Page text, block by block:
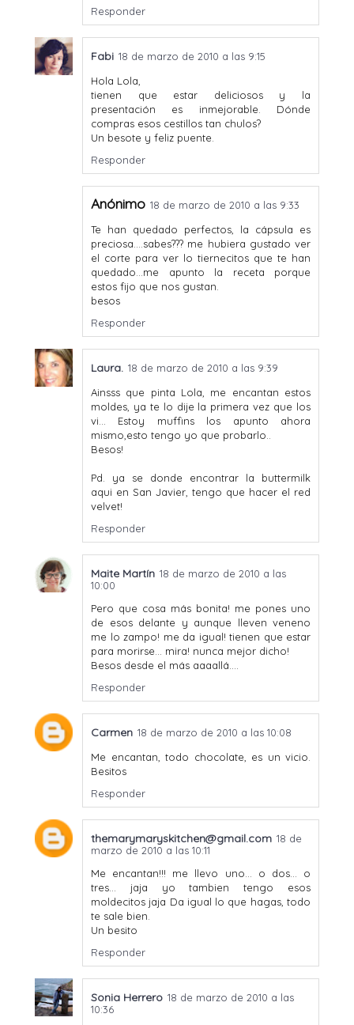
Responder
Fabi 18 de marzo de 2010 a las 9:15
Hola Lola,
tienen que estar deliciosos y la
presentación es inmejorable. Dónde
compras esos cestillos tan chulos?
Un besote y feliz puente.
Responder
Anónimo 18 de marzo de 2010 a las 9:33
Te han quedado perfectos, la cápsula es
preciosa....sabes??? me hubiera gustado ver
el corte para ver lo tiernecitos que te han
quedado...me apunto la receta porque
estos fijo que nos gustan.
besos
Responder
Laura. 18 de marzo de 2010 a las 9:39
Ainsss que pinta Lola, me encantan estos
moldes, ya te lo dije la primera vez que los
vi... Estoy muffins los apunto ahora
mismo,esto tengo yo que probarlo..
Besos!
Pd. ya se donde encontrar la buttermilk
aqui en San Javier, tengo que hacer el red
velvet!
Responder
Maite Martín 18 de marzo de 2010 a las
10:00
Pero que cosa más bonita! me pones uno
de esos delante y aunque lleven veneno
me lo zampo! me da igual! tienen que estar
para morirse... mira! nunca mejor dicho!
Besos desde el más aaaallá....
Responder
Carmen 18 de marzo de 2010 a las 10:08
Me encantan, todo chocolate, es un vicio.
Besitos
Responder
themarymaryskitchen@gmail.com 18 de
marzo de 2010 a las 10:11
Me encantan!!! me llevo uno... o dos... o
tres... jaja yo tambien tengo esos
moldecitos jaja Da igual lo que hagas, todo
te sale bien.
Un besito
Responder
Sonia Herrero 18 de marzo de 2010 a las
10:36